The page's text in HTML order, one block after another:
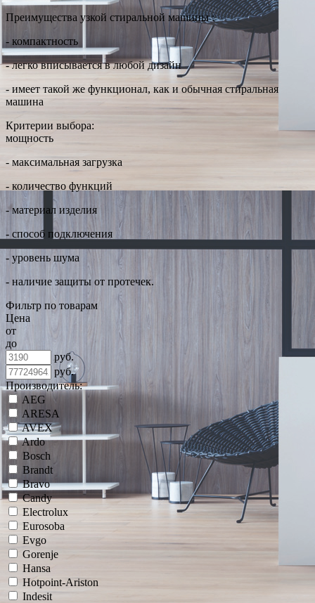
Преимущества узкой стиральной машины :
- компактность
- легко вписывается в любой дизайн
- имеет такой же функционал, как и обычная стиральная
машина
Критерии выбора:
мощность
- максимальная загрузка
- количество функций
- материал изделия
- способ подключения
- уровень шума
- наличие защиты от протечек.
Фильтр по товарам
Цена
от
до
руб.
руб.
Производитель:
AEG
ARESA
AVEX
Ardo
Bosch
Brandt
Bravo
Candy
Electrolux
Eurosoba
Evgo
Gorenje
Hansa
Hotpoint-Ariston
Indesit